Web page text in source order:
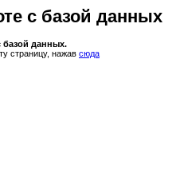
с базой данных
базой данных.
страницу, нажав сюда